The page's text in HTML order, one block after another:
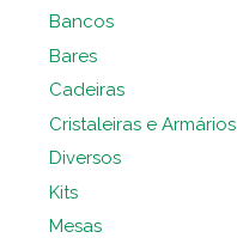
Bancos
Bares
Cadeiras
Cristaleiras e Armários
Diversos
Kits
Mesas